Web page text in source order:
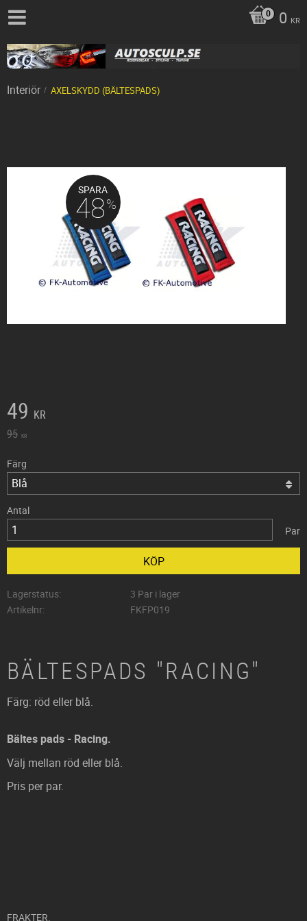
0 KR
Interiör AXELSKYDD (BÄLTESPADS)
SPARA
48%
Nedsatt pris:
49 KR
Ordinarie pris:
95 KR
Färg
Antal
Par
KÖP
Lagerstatus
3 Par i lager
Artikelnr
FKFP019
BÄLTESPADS "RACING"
Färg: röd eller blå.
Bältes pads - Racing.
Välj mellan röd eller blå.
Pris per par.
FRAKTER.